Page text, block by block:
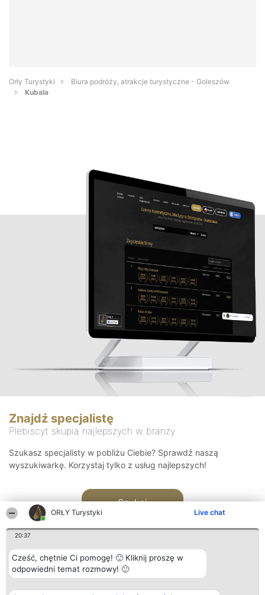
ORŁY Turystyki Live chat
20:37
Cześć, chętnie Ci pomogę! 🙂 Kliknij proszę w
odpowiedni temat rozmowy! 🙂
Orły Turystyki
Biura podróży, atrakcje turystyczne - Goleszów
Kubala
Znajdź specjalistę
Plebiscyt skupia najlepszych w branży
Szukasz specjalisty w pobliżu Ciebie? Sprawdź naszą
wyszukiwarkę. Korzystaj tylko z usług najlepszych!
Szukaj
Organizator plebiscytu Plebiscyt Kontakt